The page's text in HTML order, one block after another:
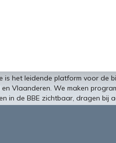
is het leidende platform voor de
Vlaanderen. We maken
in de BBE zichtbaar, dragen bij
ondernemers,